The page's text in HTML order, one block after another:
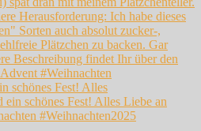
schönes Fest! Alles